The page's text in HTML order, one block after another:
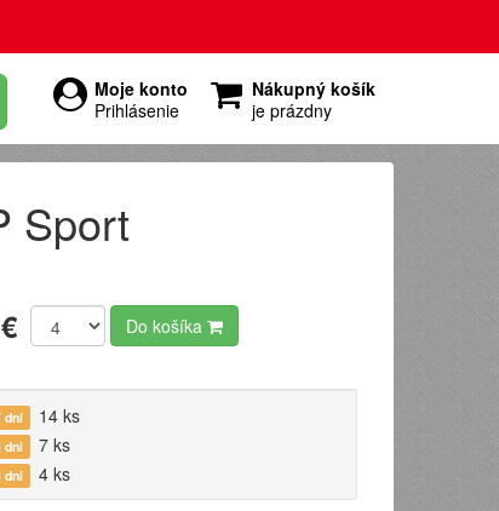
Moje konto
Prihlásenie
Nákupný košík
je prázdny
Sport
Do košíka
dní
14 ks
dni
7 ks
dni 4 ks